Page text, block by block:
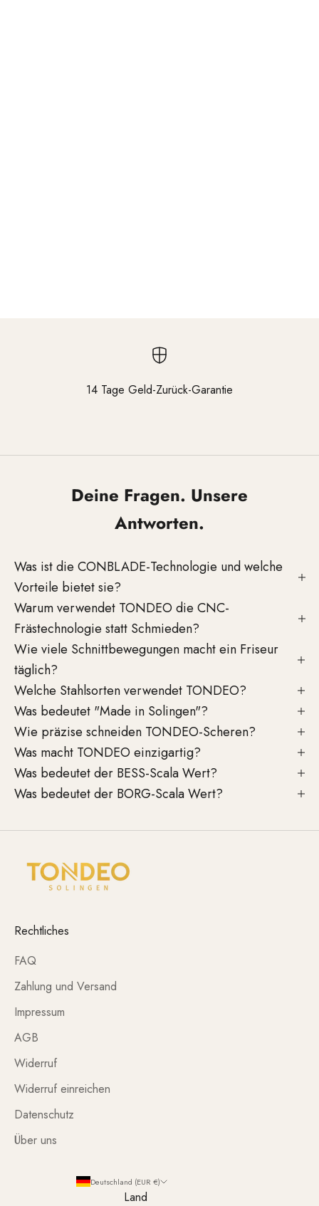
14 Tage Geld-Zurück-Garantie
Deine Fragen. Unsere
Antworten.
Was ist die CONBLADE-Technologie und welche
Vorteile bietet sie?
Warum verwendet TONDEO die CNC-
Frästechnologie statt Schmieden?
Wie viele Schnittbewegungen macht ein Friseur
täglich?
Welche Stahlsorten verwendet TONDEO?
Was bedeutet "Made in Solingen"?
Wie präzise schneiden TONDEO-Scheren?
Was macht TONDEO einzigartig?
Was bedeutet der BESS-Scala Wert?
Was bedeutet der BORG-Scala Wert?
Rechtliches
FAQ
Zahlung und Versand
Impressum
AGB
Widerruf
Widerruf einreichen
Datenschutz
Über uns
Deutschland (EUR €)
Land